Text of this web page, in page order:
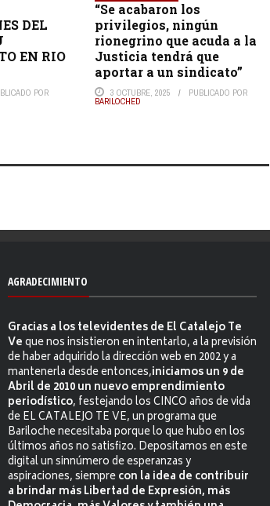
DEL
EN RIO
POR
“Se acabaron los
privilegios, ningún
rionegrino que acuda a la
Justicia tendrá que
aportar a un sindicato”
3 OCTUBRE, 2025 PUBLICADO POR
BARILOCHED
AGRADECIMIENTO
Gracias a los televidentes de El Catalejo Te
Veque nos insistieron en intentarlo, a la previsión
de haber adquirido la dirección web en 2002 y a
mantenerla desde entonces,iniciamos un 9 de
Abril de 2010 un nuevo emprendimiento
periodístico, festejando los CINCO años de vida
de EL CATALEJO TE VE, un programa que
Bariloche necesitaba porque lo que hubo en los
últimos años no satisfizo. Depositamos en este
digital un sinnúmero de esperanzas y
aspiraciones, siemprecon la idea de contribuir
a brindar más Libertad de Expresión, más